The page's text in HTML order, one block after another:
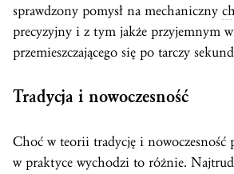
sprawdzony pomysł na mechaniczny
precyzyjny i z tym jakże przyjemnym
przemieszczającego się po tarczy
Tradycja i nowoczesność
Choć w teorii tradycję i nowoczesność
w praktyce wychodzi to różnie.